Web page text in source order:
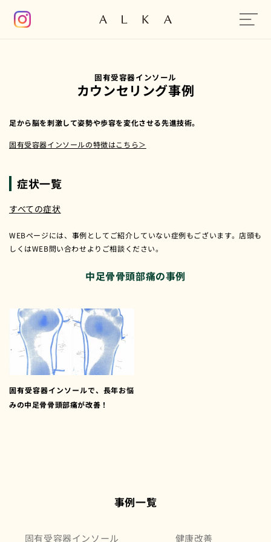
コンテン
ツに進む
固有受容器インソール
カウンセリング事例
足から脳を刺激して姿勢や歩容を変化させる先進技術。
固有受容器インソールの特徴はこちら＞
症状一覧
すべての症状
WEBページには、事例としてご紹介していない症例もございます。店頭も
しくはWEB問い合わせよりご相談ください。
中足骨骨頭部痛の事例
固有受容器インソールで、長年お悩
みの中足骨骨頭部痛が改善！
事例一覧
固有受容器インソール 健康改善